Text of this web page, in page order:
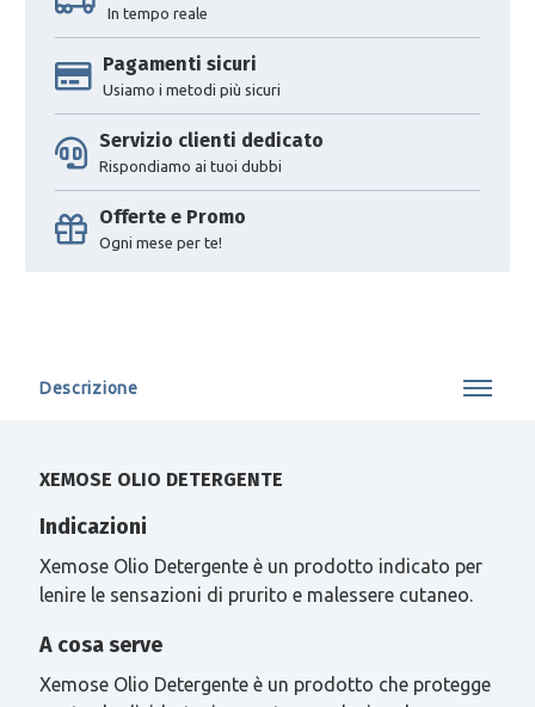
In tempo reale
Pagamenti sicuri
Usiamo i metodi più sicuri
Servizio clienti dedicato
Rispondiamo ai tuoi dubbi
Offerte e Promo
Ogni mese per te!
Descrizione
XEMOSE OLIO DETERGENTE
Indicazioni
Xemose Olio Detergente è un prodotto indicato per
lenire le sensazioni di prurito e malessere cutaneo.
A cosa serve
Xemose Olio Detergente è un prodotto che protegge